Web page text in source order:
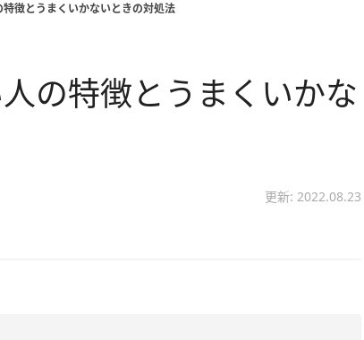
徴とうまくいかないときの対処法
の特徴とうまくいかな
更新: 2022.08.23